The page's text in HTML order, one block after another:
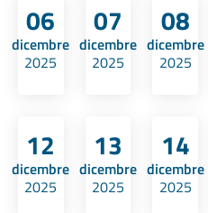
06
dicembre
2025
07
dicembre
2025
08
dicembre
2025
12
dicembre
2025
13
dicembre
2025
14
dicembre
2025